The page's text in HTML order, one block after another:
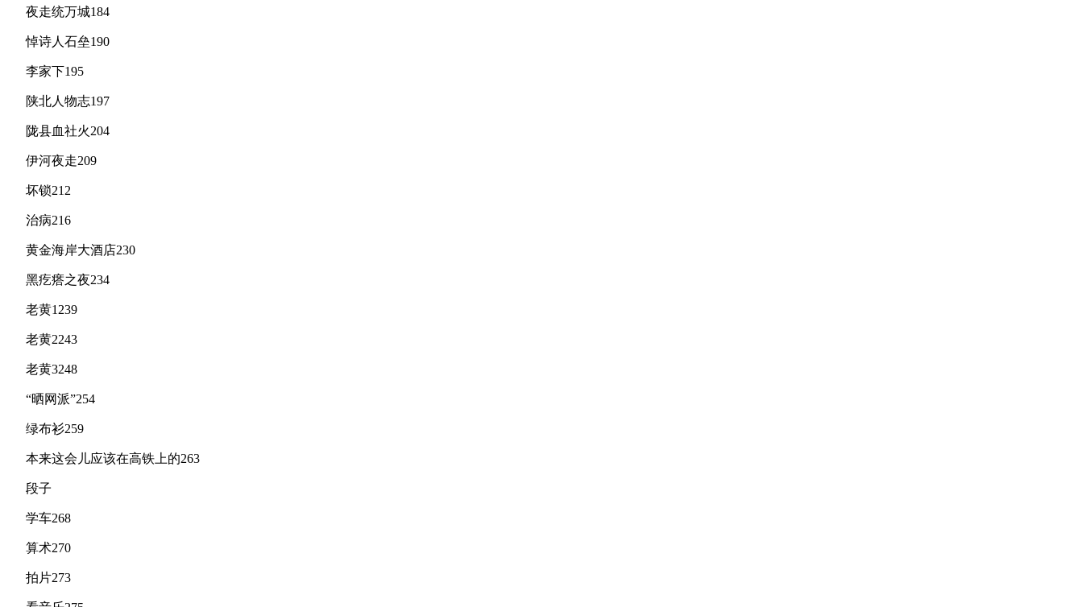
夜走统万城184
悼诗人石垒190
李家下195
陕北人物志197
陇县血社火204
伊河夜走209
坏锁212
治病216
黄金海岸大酒店230
黑疙瘩之夜234
老黄1239
老黄2243
老黄3248
“晒网派”254
绿布衫259
本来这会儿应该在高铁上的263
段子
学车268
算术270
拍片273